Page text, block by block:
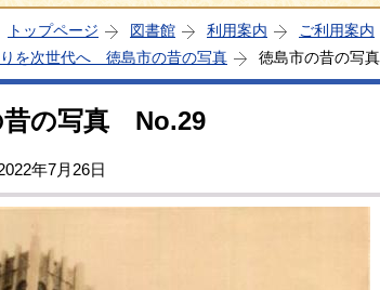
トップページ 図書館 利用案内 ご利用案内
を次世代へ 徳島市の昔の写真
徳島市の昔の写
昔の写真 No.29
年7月26日